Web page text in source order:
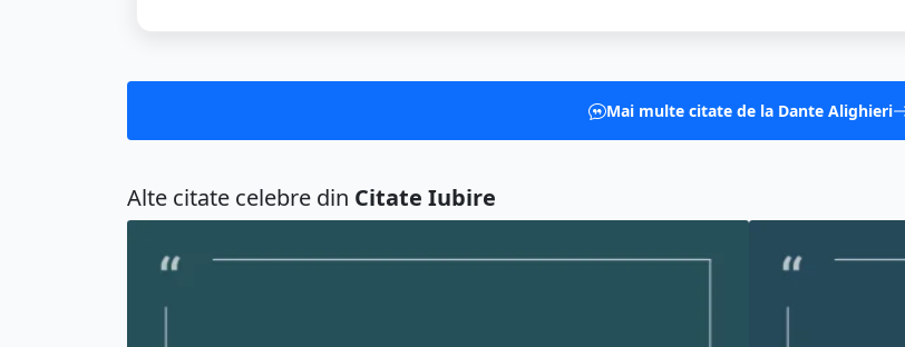
Mai multe citate de la Dante Alighieri
Alte citate celebre din Citate Iubire